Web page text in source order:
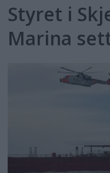
Styret i
Marina